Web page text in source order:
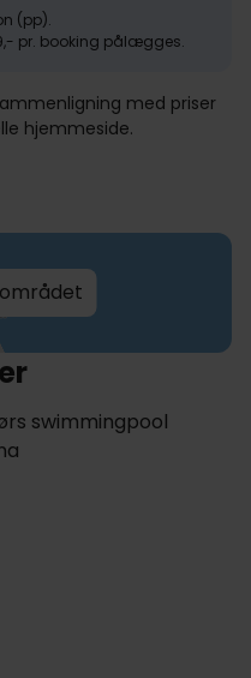
(pp).
pr. booking pålægges.
med priser
hjemmeside.
swimmingpool